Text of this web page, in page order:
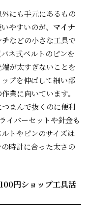
にも手元にあるもの
やすいのが、 マイナ
などの小さな工具で
ネ式ベルトのピンを
が太すぎないことを
プを伸ばして細い部
業に向いています。
まんで抜くのに便利
イバーセットや針金も
トやピンのサイズは
時計に合った太さの
円ショップ工具活